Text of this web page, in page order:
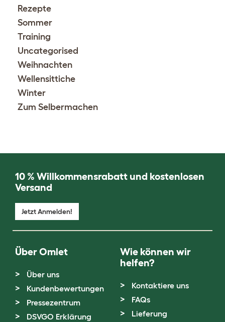
Rezepte
Sommer
Training
Uncategorised
Weihnachten
Wellensittiche
Winter
Zum Selbermachen
10 % Willkommensrabatt und kostenlosen
Versand
Jetzt Anmelden!
Über Omlet
Über uns
Kundenbewertungen
Pressezentrum
DSVGO Erklärung
Wie können wir
helfen?
Kontaktiere uns
FAQs
Lieferung